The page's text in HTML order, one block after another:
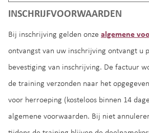
INSCHRIJFVOORWAARDEN
Bij inschrijving gelden onze algemene
ontvangst van uw inschrijving ontvangt u
bevestiging van inschrijving. De factuur
de training verzonden naar het
voor herroeping (kosteloos binnen 14
algemene voorwaarden. Bij niet